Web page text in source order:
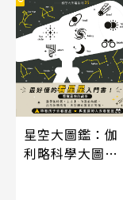
星空大圖鑑：伽
利略科學大圖鑑